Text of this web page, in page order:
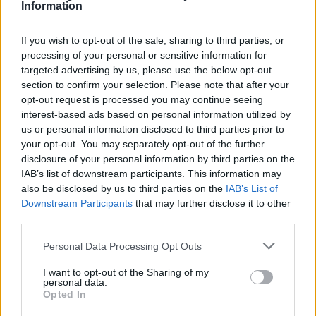
Information
If you wish to opt-out of the sale, sharing to third parties, or
processing of your personal or sensitive information for
targeted advertising by us, please use the below opt-out
section to confirm your selection. Please note that after your
opt-out request is processed you may continue seeing
interest-based ads based on personal information utilized by
us or personal information disclosed to third parties prior to
your opt-out. You may separately opt-out of the further
disclosure of your personal information by third parties on the
IAB’s list of downstream participants. This information may
also be disclosed by us to third parties on the IAB’s List of
Downstream Participants that may further disclose it to other
Please note that this website/app uses one or more Google
not limited to your visit or usage behaviour. You may click to
grant or deny consent to Google and its third-party tags to
use your data for below specified purposes in below Google
Personal Data Processing Opt Outs
I want to opt-out of the Sharing of my
personal data.
Opted In
την έκδοση των επιταγών σας, μέσω της ηλεκτρονικής
πλατφόρμας του Προγράμματος.